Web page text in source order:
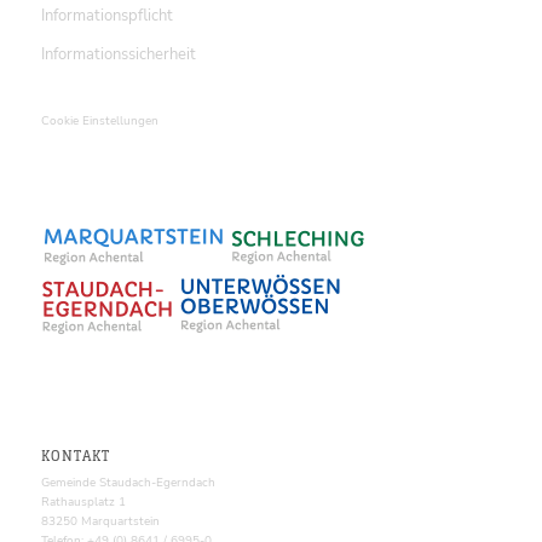
Informationspflicht
Informationssicherheit
Cookie Einstellungen
KONTAKT
Gemeinde Staudach-Egerndach
Rathausplatz 1
83250 Marquartstein